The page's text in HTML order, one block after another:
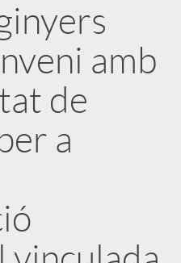
amb
de
a